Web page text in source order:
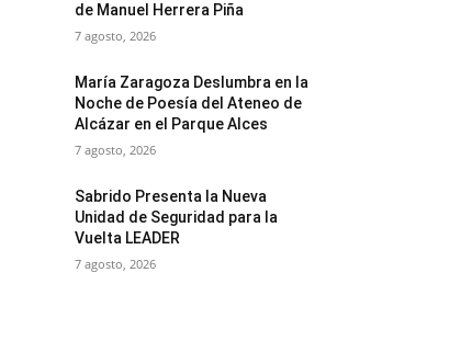
de Manuel Herrera Piña
7 agosto, 2026
María Zaragoza Deslumbra en la
Noche de Poesía del Ateneo de
Alcázar en el Parque Alces
7 agosto, 2026
Sabrido Presenta la Nueva
Unidad de Seguridad para la
Vuelta LEADER
7 agosto, 2026